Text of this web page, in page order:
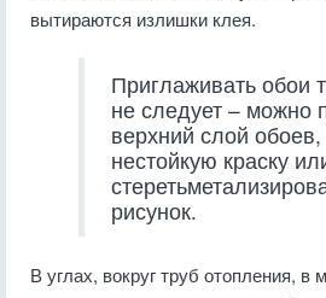
вытираются излишки клея.
Приглаживать обои
не следует – можно
верхний слой обоев,
нестойкую краску
рисунок.
В углах, вокруг труб отопления, в